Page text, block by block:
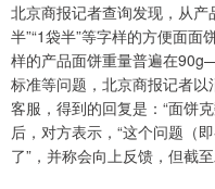
北京商报记者查询发现，从产
半”“1袋半”等字样的方便面
样的产品面饼重量普遍在
标准等问题，北京商报记者
客服，得到的回复是：“面饼
后，对方表示，“这个问题（
了”，并称会向上反馈，但截